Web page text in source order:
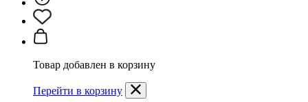
Товар добавлен в корзину
Перейти в корзину